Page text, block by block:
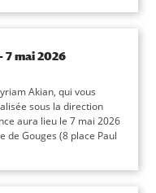
7 mai 2026
Akian, qui vous
sous la direction
aura lieu le 7 mai 2026
de Gouges (8 place Paul